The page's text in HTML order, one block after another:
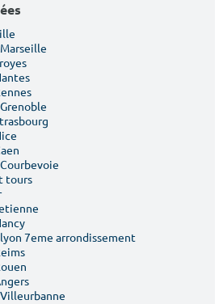
Chercher
tours
7eme arrondissement